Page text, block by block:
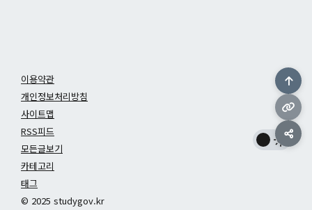
이용약관
개인정보처리방침
사이트맵
RSS피드
모든글보기
카테고리
태그
© 2025 studygov.kr